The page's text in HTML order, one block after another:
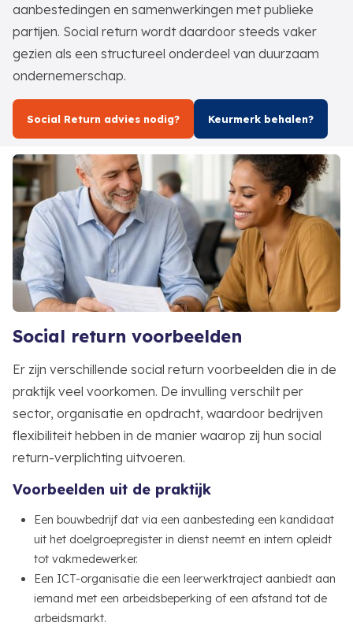
aanbestedingen en samenwerkingen met publieke
partijen. Social return wordt daardoor steeds vaker
gezien als een structureel onderdeel van duurzaam
ondernemerschap.
Social Return advies nodig? Keurmerk behalen?
Social return voorbeelden
Er zijn verschillende social return voorbeelden die in de
praktijk veel voorkomen. De invulling verschilt per
sector, organisatie en opdracht, waardoor bedrijven
flexibiliteit hebben in de manier waarop zij hun social
return-verplichting uitvoeren.
Voorbeelden uit de praktijk
Een bouwbedrijf dat via een aanbesteding een kandidaat
uit het doelgroepregister in dienst neemt en intern opleidt
tot vakmedewerker.
Een ICT-organisatie die een leerwerktraject aanbiedt aan
iemand met een arbeidsbeperking of een afstand tot de
arbeidsmarkt.